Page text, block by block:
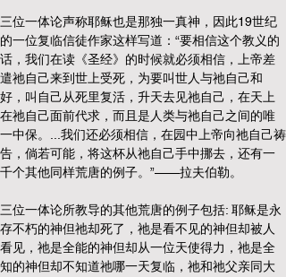
三位一体论声称耶稣也是那独一真神，因此19世纪
的一位复临信徒作家这样写道：“要相信这个教义的
话，我们在读《圣经》的时候就必须相信，上帝差
遣祂自己来到世上受死，为要叫世人与祂自己和
好，叫自己从死里复活，升天去见祂自己，在天上
在祂自己面前代求，而且是人类与祂自己之间的唯
一中保。...我们还必须相信，在园中上帝向祂自己祷
告，倘若可能，将这杯从祂自己手中挪去，还有一
千个其他同样荒唐的例子。”——拉夫伯勒。
三位一体论所教导的其他荒唐的例子包括: 耶稣是永
存不朽的神但祂却死了，祂是看不见的神但却被人
看见，祂是全能的神但却从一位天使得力，祂是全
知的神但却不知道祂哪一天复临，祂和祂父亲同大